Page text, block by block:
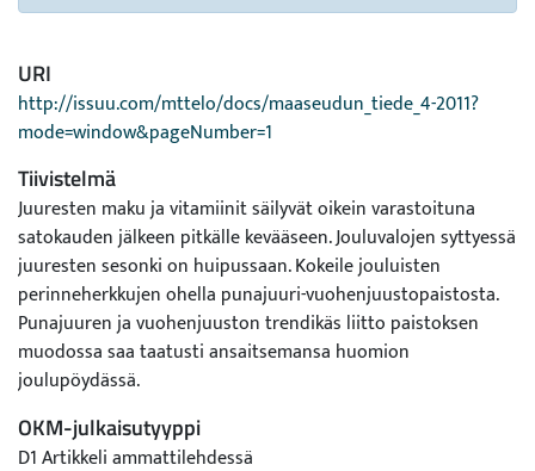
URI
http://issuu.com/mttelo/docs/maaseudun_tiede_4-2011?
mode=window&pageNumber=1
Tiivistelmä
Juuresten maku ja vitamiinit säilyvät oikein varastoituna
satokauden jälkeen pitkälle kevääseen. Jouluvalojen syttyessä
juuresten sesonki on huipussaan. Kokeile jouluisten
perinneherkkujen ohella punajuuri-vuohenjuustopaistosta.
Punajuuren ja vuohenjuuston trendikäs liitto paistoksen
muodossa saa taatusti ansaitsemansa huomion
joulupöydässä.
OKM-julkaisutyyppi
D1 Artikkeli ammattilehdessä